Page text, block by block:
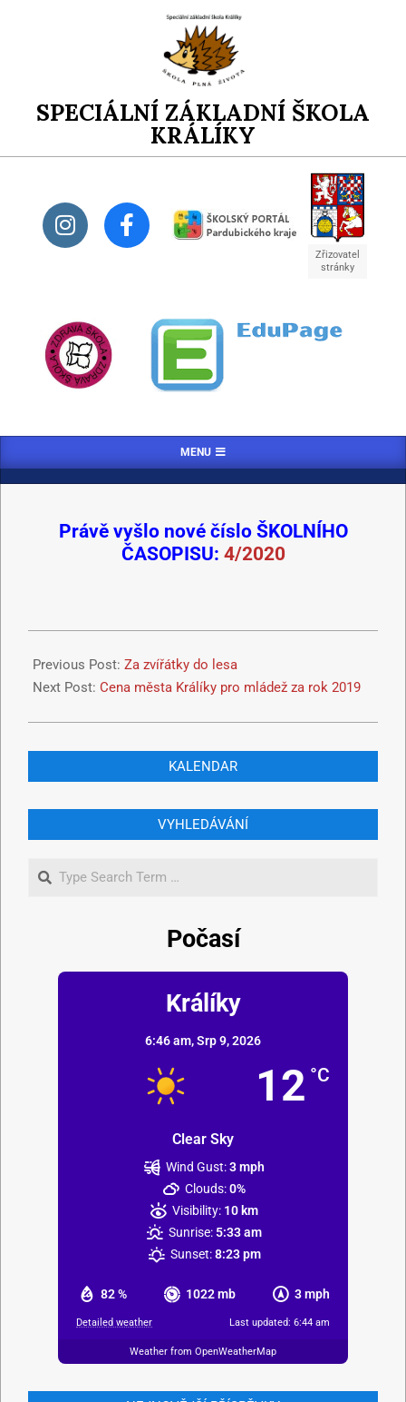
SPECIÁLNÍ ZÁKLADNÍ ŠKOLA
KRÁLÍKY
Zřizovatel
stránky
MENU
Právě vyšlo nové číslo ŠKOLNÍHO
ČASOPISU: 4/2020
Previous Post: Za zvířátky do lesa
Next Post: Cena města Králíky pro mládež za rok 2019
KALENDAR
VYHLEDÁVÁNÍ
Počasí
Králíky
6:46 am,Srp 9, 2026
12 °C
Clear Sky
82 % 1022 mb 3 mph
Wind Gust:3 mph
Clouds:0%
Visibility: 10 km
Sunrise: 5:33 am
Sunset: 8:23 pm
Detailed weather Last updated: 6:44 am
Weather from OpenWeatherMap